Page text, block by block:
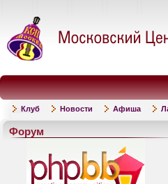
Клуб Новости Афиша
Форум